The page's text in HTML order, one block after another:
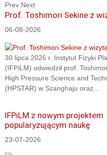
Prev Next
Prof. Toshimori Sekine z
06-08-2026
30 lipca 2026 r. Instytut Fizyki
(IFPiLM) odwiedził prof.
High Pressure Science and
(HPSTAR) w Szanghaju oraz...
IFPiLM z nowym projektem
popularyzującym naukę
23-07-2026